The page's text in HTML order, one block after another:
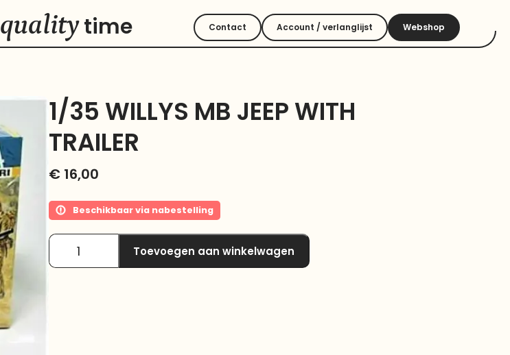
qualitytime Contact Account / verlanglijst Webshop
1/35 WILLYS MB JEEP WITH
TRAILER
€ 16,00
Beschikbaar via nabestelling
Toevoegen aan winkelwagen